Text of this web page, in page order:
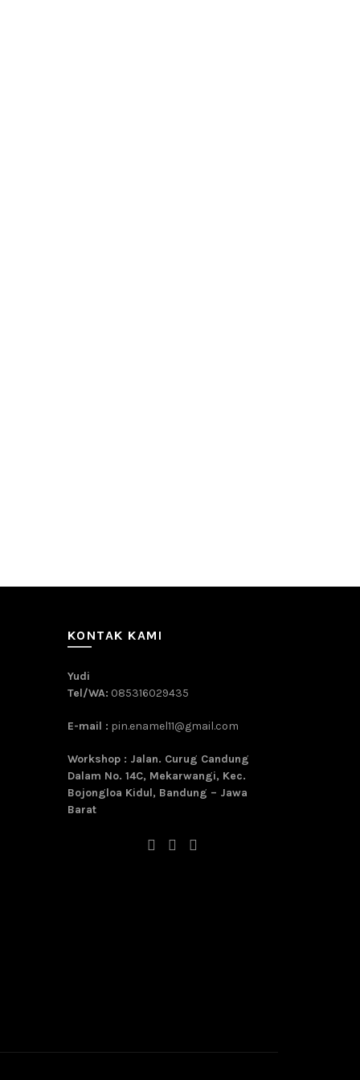
KONTAK KAMI
Yudi
Tel/WA: 085316029435
E-mail : pin.enamel11@gmail.com
Workshop : Jalan. Curug Candung
Dalam No. 14C, Mekarwangi, Kec.
Bojongloa Kidul, Bandung – Jawa
Barat